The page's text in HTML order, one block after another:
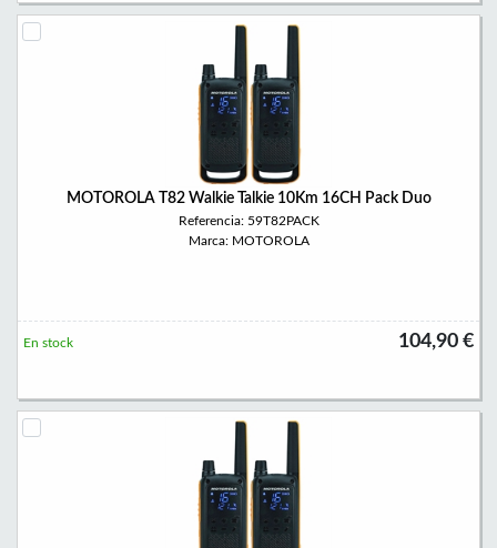
MOTOROLA T82 Walkie Talkie 10Km 16CH Pack Duo
Referencia: 59T82PACK
Marca: MOTOROLA
104,90 €
En stock